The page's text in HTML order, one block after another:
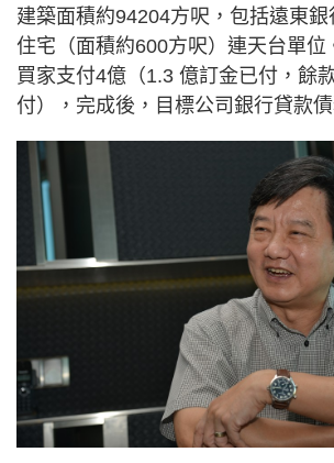
建築面積約94204方呎，包括遠東
住宅（面積約600方呎）連天台單位
買家支付4億（1.3 億訂金已付，餘
付），完成後，目標公司銀行貸款